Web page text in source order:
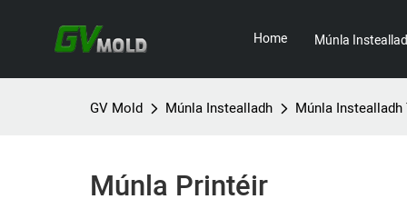
Home Múnla
GV Mold Múnla Instealladh Múnla
Múnla Printéir